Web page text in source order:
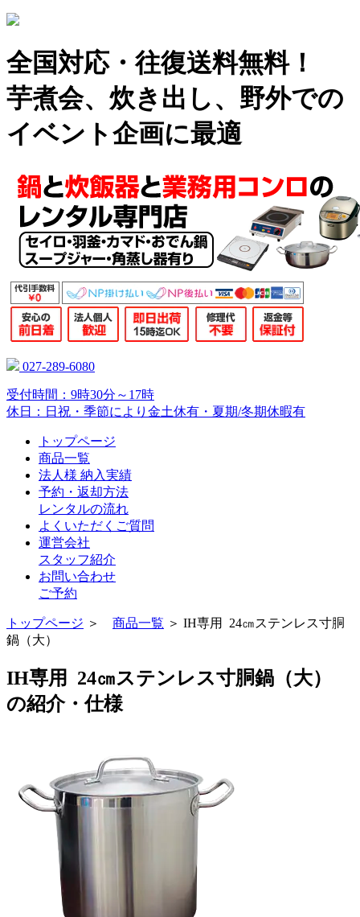
全国対応・往復送料無料！
芋煮会、炊き出し、野外での
イベント企画に最適
027-289-6080
受付時間：9時30分～17時
休日：日祝・季節により金土休有・夏期/冬期休暇有
トップページ
商品一覧
法人様 納入実績
予約・返却方法
レンタルの流れ
よくいただくご質問
運営会社
スタッフ紹介
お問い合わせ
ご予約
トップページ ＞ 商品一覧 ＞ IH専用 24㎝ステンレス寸胴
鍋（大）
IH専用 24㎝ステンレス寸胴鍋（大）
の紹介・仕様